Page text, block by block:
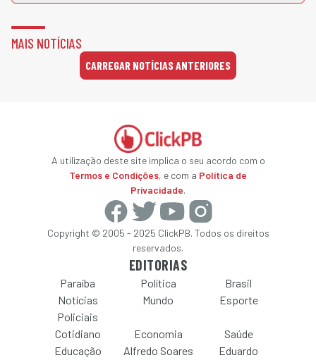
MAIS NOTÍCIAS
CARREGAR NOTÍCIAS ANTERIORES
A utilização deste site implica o seu acordo com o
Termos e Condições, e com a Política de
Privacidade.
Copyright © 2005 - 2025 ClickPB. Todos os direitos
reservados.
EDITORIAS
Paraíba Política
Brasil
Notícias
Policiais
Mundo Esporte
Cotidiano Economia
Saúde
Educação
Alfredo Soares Eduardo